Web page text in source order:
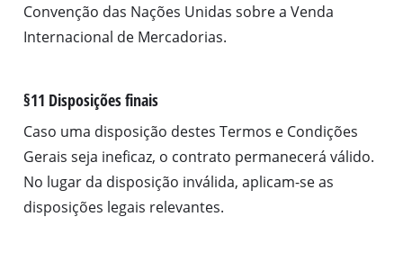
Convenção das Nações Unidas sobre a Venda
Internacional de Mercadorias.
§11 Disposições finais
Caso uma disposição destes Termos e Condições
Gerais seja ineficaz, o contrato permanecerá válido.
No lugar da disposição inválida, aplicam-se as
disposições legais relevantes.